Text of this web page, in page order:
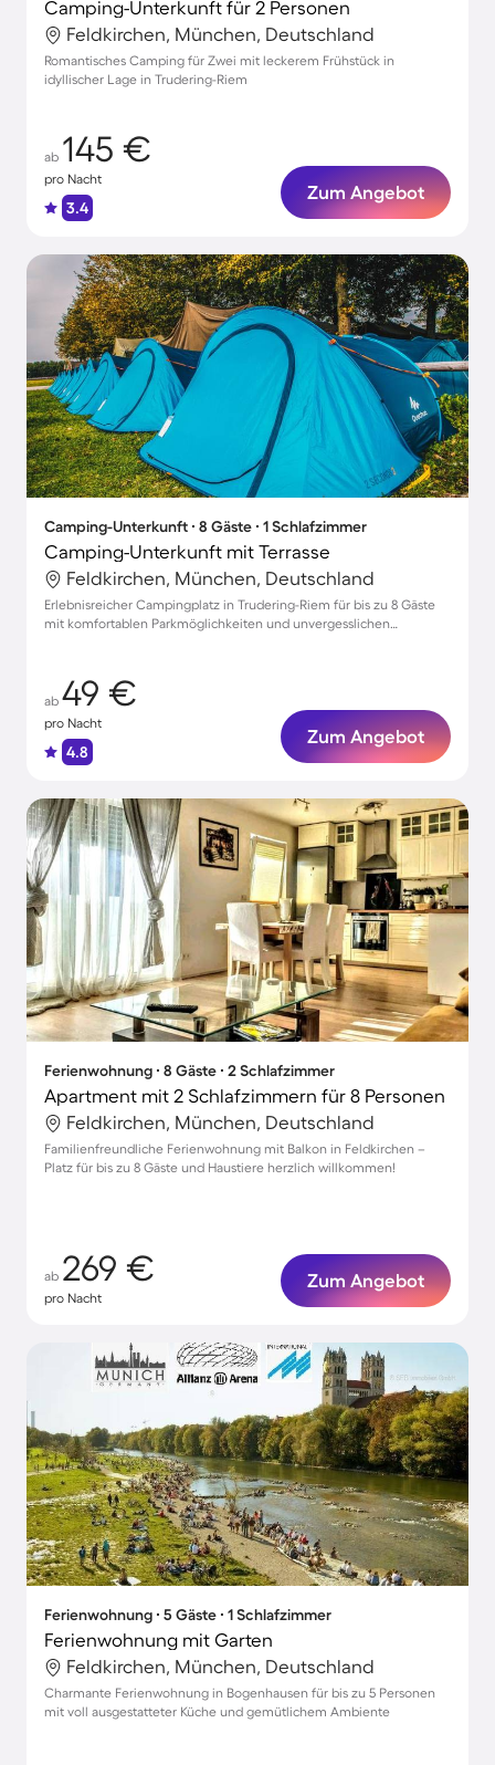
Camping-Unterkunft für 2 Personen
Feldkirchen, München, Deutschland
Romantisches Camping für Zwei mit leckerem Frühstück in
idyllischer Lage in Trudering-Riem
ab 145 €
pro Nacht
3.4
Zum Angebot
Camping-Unterkunft ∙ 8 Gäste ∙ 1 Schlafzimmer
Camping-Unterkunft mit Terrasse
Feldkirchen, München, Deutschland
Erlebnisreicher Campingplatz in Trudering-Riem für bis zu 8 Gäste
mit komfortablen Parkmöglichkeiten und unvergesslichen
ab 49 €
pro Nacht
4.8
Zum Angebot
Ferienwohnung ∙ 8 Gäste ∙ 2 Schlafzimmer
Apartment mit 2 Schlafzimmern für 8 Personen
Feldkirchen, München, Deutschland
Familienfreundliche Ferienwohnung mit Balkon in Feldkirchen –
Platz für bis zu 8 Gäste und Haustiere herzlich willkommen!
ab 269 €
pro Nacht
Zum Angebot
Ferienwohnung ∙ 5 Gäste ∙ 1 Schlafzimmer
Ferienwohnung mit Garten
Feldkirchen, München, Deutschland
Charmante Ferienwohnung in Bogenhausen für bis zu 5 Personen
mit voll ausgestatteter Küche und gemütlichem Ambiente